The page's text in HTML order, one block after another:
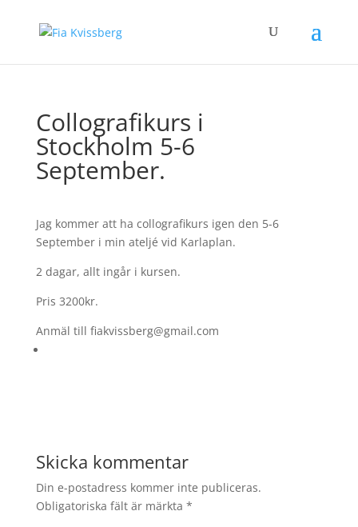
Collografikurs i
Stockholm 5-6
September.
Jag kommer att ha collografikurs igen den 5-6
September i min ateljé vid Karlaplan.
2 dagar, allt ingår i kursen.
Pris 3200kr.
Anmäl till fiakvissberg@gmail.com
Skicka kommentar
Din e-postadress kommer inte publiceras.
Obligatoriska fält är märkta *